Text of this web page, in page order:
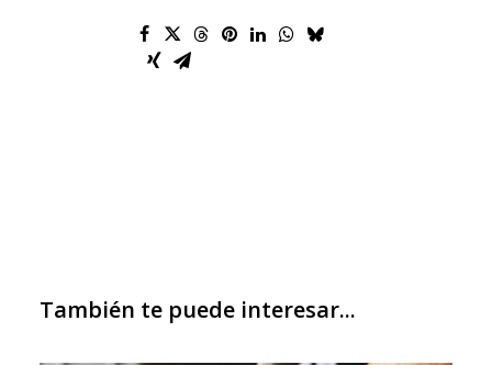
También te puede interesar...